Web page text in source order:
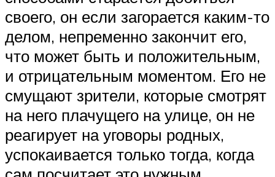
своего, он если загорается каким-то
делом, непременно закончит его,
что может быть и положительным,
и отрицательным моментом. Его не
смущают зрители, которые смотрят
на него плачущего на улице, он не
реагирует на уговоры родных,
успокаивается только тогда, когда